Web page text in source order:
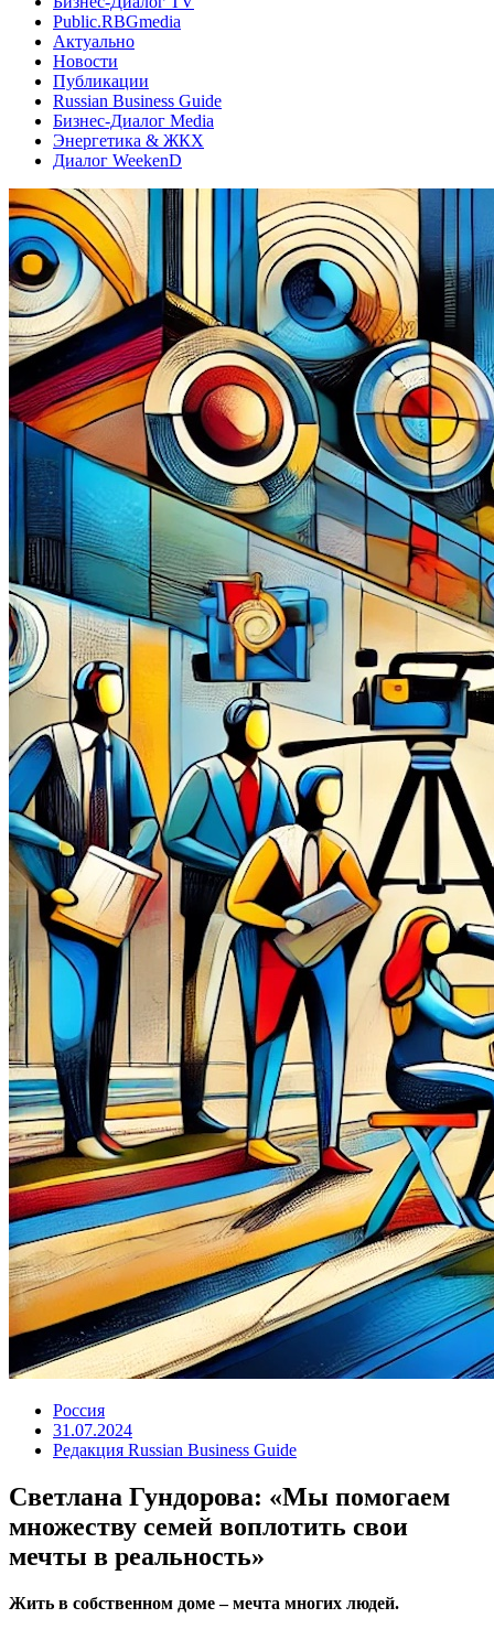
Public.RBGmedia
Актуально
Новости
Публикации
Russian Business Guide
Бизнес-Диалог Media
Энергетика & ЖКХ
Диалог WeekenD
Россия
31.07.2024
Редакция Russian Business Guide
Светлана Гундорова: «Мы помогаем
множеству семей воплотить свои
мечты в реальность»
Жить в собственном доме – мечта многих людей.